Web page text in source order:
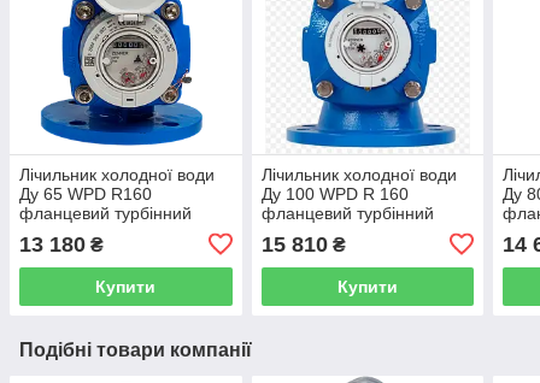
Лічильник холодної води
Ду 65 WPD R160
фланцевий турбінний
13 180 ₴
Купити
Лічильник холодної води
Ду 100 WPD R 160
фланцевий турбінний
15 810₴
Купити
Ду
14
Подібні товари компанії